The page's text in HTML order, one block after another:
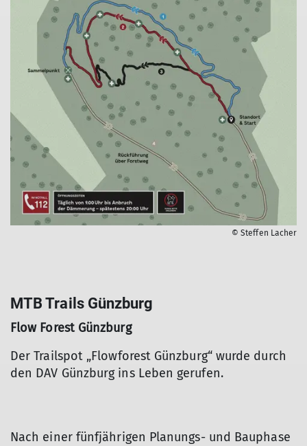
© Steffen Lacher
MTB Trails Günzburg
Flow Forest Günzburg
Der Trailspot „Flowforest Günzburg“ wurde durch
den DAV Günzburg ins Leben gerufen.
Nach einer fünfjährigen Planungs- und Bauphase